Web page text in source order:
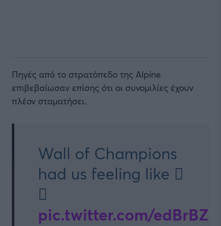
Πηγές από το στρατόπεδο της Alpine
επιβεβαίωσαν επίσης ότι οι συνομιλίες έχουν
πλέον σταματήσει.
Wall of Champions
had us feeling like 🫪
🫪
pic.twitter.com/